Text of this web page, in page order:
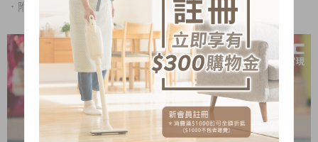
．附清潔刷